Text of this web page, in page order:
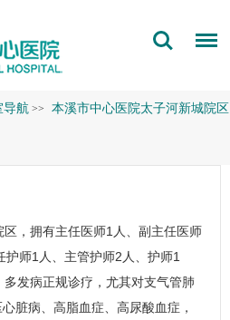
导航 >> 本溪市中心医院太子河新城院区
区，拥有主任医师1人、副主任医师
师1人、主管护师2人、护师1
多发病正规诊疗，尤其对支气管肺
脏病、高脂血症、高尿酸血症，